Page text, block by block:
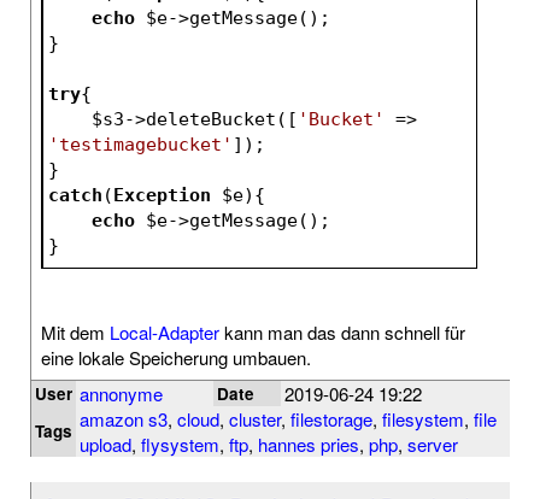
echo $e->getMessage();
}
try{
$s3->deleteBucket([ 'Bucket'
'testimagebucket' ]);
}
catch (Exception $e){
echo $e->getMessage();
}
Mit dem Local-Adapterkann man das dann schnell für
eine lokale Speicherung umbauen.
User annonyme Date 2019-06-24 19:22
Tags amazon s3, cloud, cluster, filestorage, filesystem, file
upload, flysystem, ftp, hannes pries, php, server